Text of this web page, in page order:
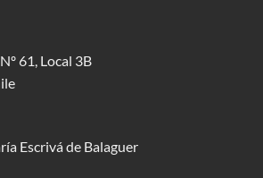
61, Local 3B
Escrivá de Balaguer